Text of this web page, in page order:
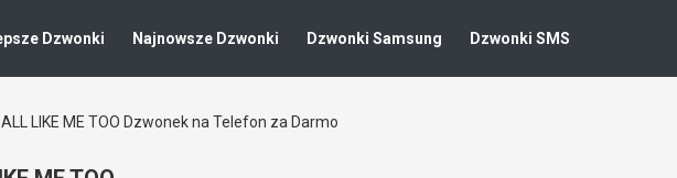
Dzwonki Najnowsze Dzwonki Dzwonki Samsung Dzwonki SMS
LIKE ME TOO Dzwonek na Telefon za Darmo